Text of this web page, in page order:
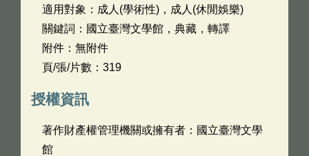
適用對象：成人(學術性)，成人(休閒娛樂)
關鍵詞：國立臺灣文學館，典藏，轉譯
附件：無附件
頁/張/片數：319
授權資訊
著作財產權管理機關或擁有者：國立臺灣文學
館